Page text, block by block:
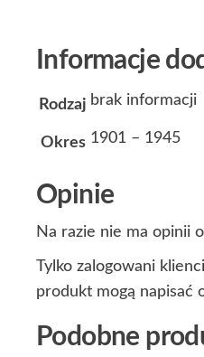
Informacje
Rodzaj brak informacji
Okres 1901 – 1945
Opinie
Na razie nie ma opinii
Tylko zalogowani
produkt mogą napisać
Podobne